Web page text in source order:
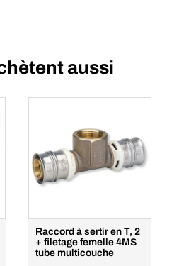
aussi
Raccord à sertir en T, 2
+ filetage femelle 4MS
tube multicouche